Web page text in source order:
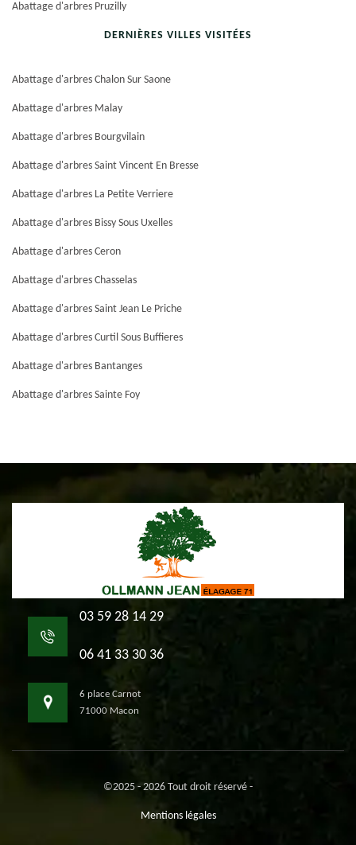
Abattage d'arbres Pruzilly
DERNIÈRES VILLES VISITÉES
Abattage d'arbres Chalon Sur Saone
Abattage d'arbres Malay
Abattage d'arbres Bourgvilain
Abattage d'arbres Saint Vincent En Bresse
Abattage d'arbres La Petite Verriere
Abattage d'arbres Bissy Sous Uxelles
Abattage d'arbres Ceron
Abattage d'arbres Chasselas
Abattage d'arbres Saint Jean Le Priche
Abattage d'arbres Curtil Sous Buffieres
Abattage d'arbres Bantanges
Abattage d'arbres Sainte Foy
03 59 28 14 29
06 41 33 30 36
6 place Carnot
71000 Macon
©2025 - 2026 Tout droit réservé -
Mentions légales